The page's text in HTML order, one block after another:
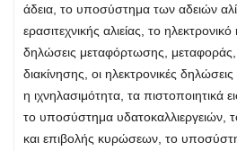
άδεια, το υποσύστημα των αδειών
ερασιτεχνικής αλιείας, το ηλεκτρονικό
δηλώσεις μεταφόρτωσης,
διακίνησης, οι ηλεκτρονικές
η ιχνηλασιμότητα, τα πιστοποιητικά
το υποσύστημα υδατοκαλλιεργειών,
και επιβολής κυρώσεων, το